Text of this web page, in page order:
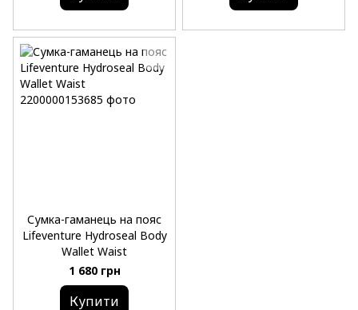
Сумка-гаманець на пояс
Lifeventure Hydroseal Body
Wallet Waist
1 680 грн
Купити